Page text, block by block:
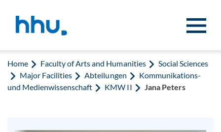
Home Faculty of Arts and Humanities
Social Sciences
Major Facilities
Abteilungen
Kommunikations-
und Medienwissenschaft
KMW II Jana Peters